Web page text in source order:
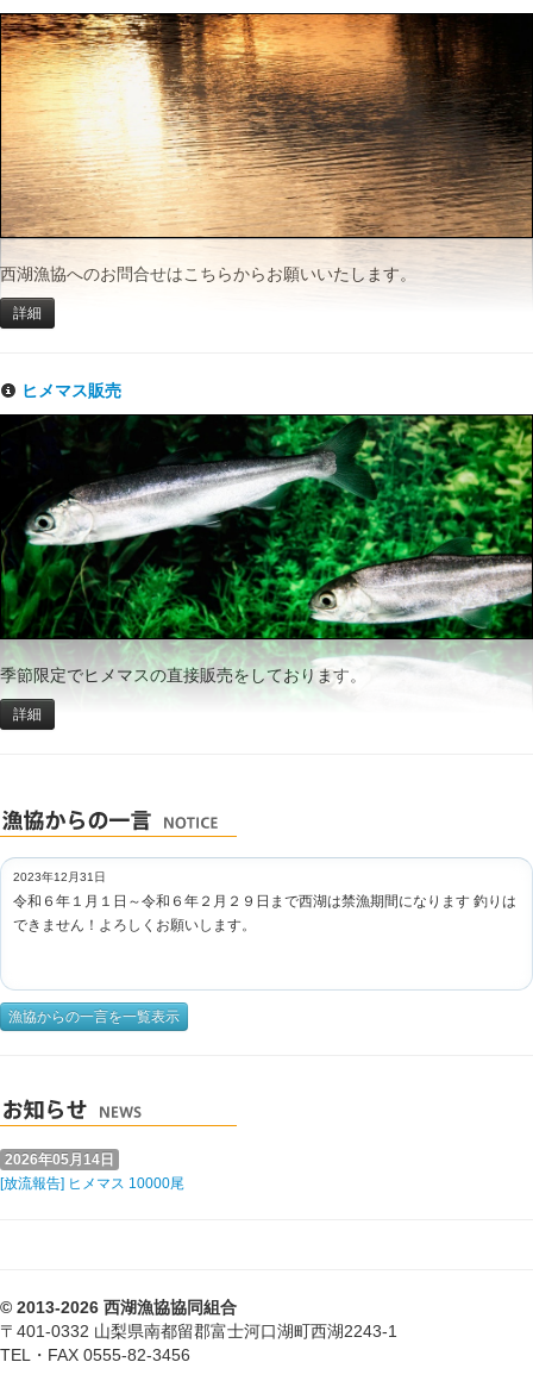
西湖漁協へのお問合せはこちらからお願いいたします。
詳細
ヒメマス販売
季節限定でヒメマスの直接販売をしております。
詳細
2023年12月31日
令和６年１月１日～令和６年２月２９日まで西湖は禁漁期間になります 釣りは
できません！よろしくお願いします。
漁協からの一言を一覧表示
2026年05月14日
[放流報告] ヒメマス 10000尾
© 2013-2026 西湖漁協協同組合
〒401-0332 山梨県南都留郡富士河口湖町西湖2243-1
TEL・FAX 0555-82-3456